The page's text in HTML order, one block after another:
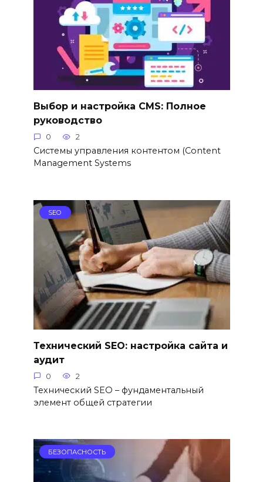
Выбор и настройка CMS: Полное
руководство
0 2
Системы управления контентом (Content
Management Systems
SEO
Технический SEO: настройка сайта и
аудит
0 2
Технический SEO – фундаментальный
элемент общей стратегии
БЕЗОПАСНОСТЬ